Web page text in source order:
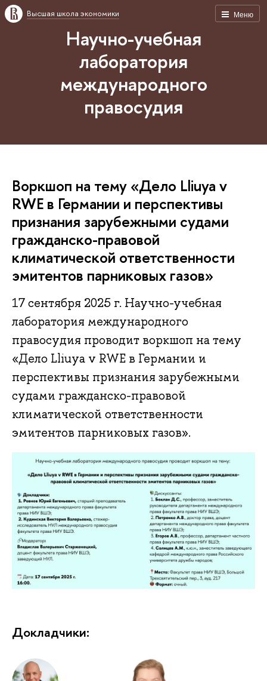
Меню
Высшая школа экономики
Научно-учебная
лаборатория
международного
правосудия
Воркшоп на тему «Дело Lliuya v
RWE в Германии и перспективы
признания зарубежными судами
гражданско-правовой
климатической ответственности
эмитентов парниковых газов»
17 сентября 2025 г. Научно-учебная
лаборатория международного
правосудия проводит воркшоп на тему
«Дело Lliuya v RWE в Германии и
перспективы признания зарубежными
судами гражданско-правовой
климатической ответственности
эмитентов парниковых газов».
Докладчики: